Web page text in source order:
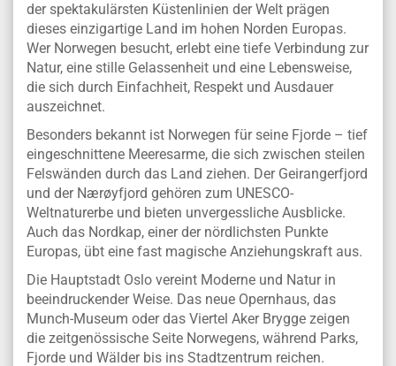
der spektakulärsten Küstenlinien der Welt prägen
dieses einzigartige Land im hohen Norden Europas.
Wer Norwegen besucht, erlebt eine tiefe Verbindung zur
Natur, eine stille Gelassenheit und eine Lebensweise,
die sich durch Einfachheit, Respekt und Ausdauer
auszeichnet.
Besonders bekannt ist Norwegen für seine Fjorde – tief
eingeschnittene Meeresarme, die sich zwischen steilen
Felswänden durch das Land ziehen. Der Geirangerfjord
und der Nærøyfjord gehören zum UNESCO-
Weltnaturerbe und bieten unvergessliche Ausblicke.
Auch das Nordkap, einer der nördlichsten Punkte
Europas, übt eine fast magische Anziehungskraft aus.
Die Hauptstadt Oslo vereint Moderne und Natur in
beeindruckender Weise. Das neue Opernhaus, das
Munch-Museum oder das Viertel Aker Brygge zeigen
die zeitgenössische Seite Norwegens, während Parks,
Fjorde und Wälder bis ins Stadtzentrum reichen.